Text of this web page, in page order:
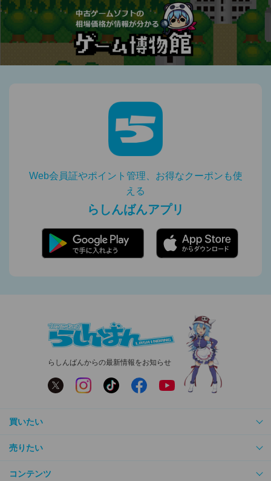
Web会員証やポイント管理、お得なクーポンも使
える
らしんばんアプリ
らしんばんからの最新情報をお知らせ
買いたい
売りたい
コンテンツ